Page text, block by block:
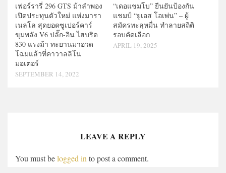
เฟอร์รารี่ 296 GTS ม้าลำพอง
เปิดประทุนตัวใหม่ แห่งมารา
เนลโล สุดยอดซูเปอร์คาร์
ขุมพลัง V6 ปลั๊ก-อิน ไฮบริด
830 แรงม้า ทะยานมาอวด
โฉมแล้วที่คาวาลลิโน
มอเตอร์
SEPTEMBER 14, 2022
“เดอแชมโบ” ยืนยันป้องกัน
แชมป์ “ยูเอส โอเพ่น” – ผู้
สมัครทะลุหมื่น ทำลายสถิติ
รอบคัดเลือก
APRIL 19, 2025
LEAVE A REPLY
You must belogged in to post a comment.